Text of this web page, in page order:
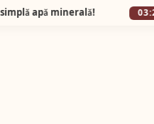
03:21 ALBA